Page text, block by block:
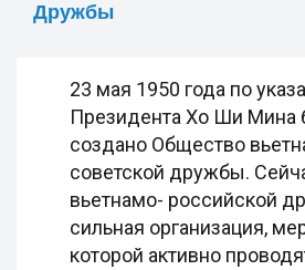
Дружбы
23 мая 1950 года по
Президента Хо Ши Мина
создано Общество
советской дружбы.
вьетнамо- российской
сильная организация,
которой активно